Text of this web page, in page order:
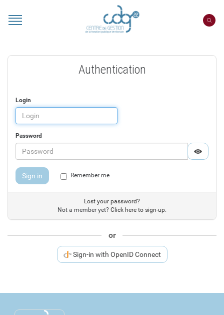
Authentication
Login
Password
Hide
Sign in Remember me
Lost your password?
Not a member yet? Click here to sign-up.
or
Sign-in with OpenID Connect